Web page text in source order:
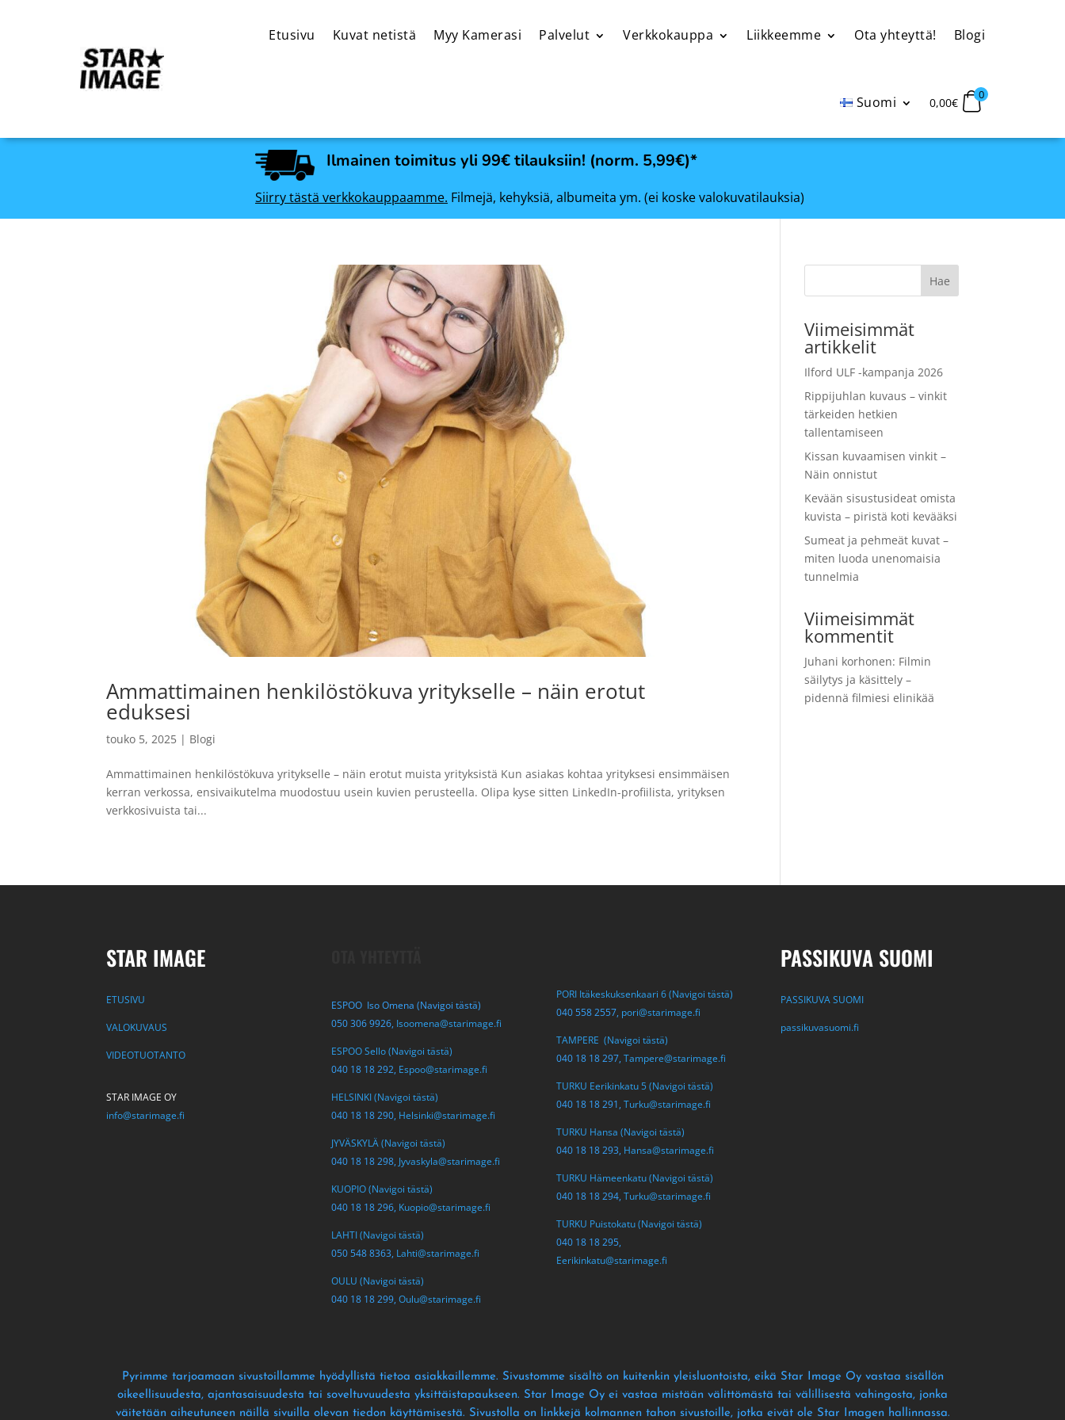
Etusivu Kuvat netistä Myy Kamerasi Palvelut Verkkokauppa Liikkeemme Ota yhteyttä! Blogi
Suomi 0,00€
0
Ilmainen toimitus yli 99€ tilauksiin! (norm. 5,99€)*
Siirry tästä verkkokauppaamme. Filmejä, kehyksiä, albumeita ym. (ei koske valokuvatilauksia)
Ammattimainen henkilöstökuva yritykselle – näin erotut
eduksesi
touko 5, 2025 | Blogi
Ammattimainen henkilöstökuva yritykselle – näin erotut muista yrityksistä Kun asiakas kohtaa yrityksesi ensimmäisen
kerran verkossa, ensivaikutelma muodostuu usein kuvien perusteella. Olipa kyse sitten LinkedIn-profiilista, yrityksen
verkkosivuista tai...
Viimeisimmät
artikkelit
Ilford ULF -kampanja 2026
Rippijuhlan kuvaus – vinkit
tärkeiden hetkien
tallentamiseen
Kissan kuvaamisen vinkit –
Näin onnistut
Kevään sisustusideat omista
kuvista – piristä koti kevääksi
Sumeat ja pehmeät kuvat –
miten luoda unenomaisia
tunnelmia
Viimeisimmät
kommentit
Juhani korhonen: Filmin
säilytys ja käsittely –
pidennä filmiesi elinikää
STAR IMAGE
ETUSIVU
VALOKUVAUS
VIDEOTUOTANTO
STAR IMAGE OY
info@starimage.fi
ESPOO Iso Omena (Navigoi tästä)
050 306 9926, Isoomena@starimage.fi
ESPOO Sello (Navigoi tästä)
040 18 18 292, Espoo@starimage.fi
HELSINKI (Navigoi tästä)
040 18 18 290, Helsinki@starimage.fi
JYVÄSKYLÄ (Navigoi tästä)
040 18 18 298, Jyvaskyla@starimage.fi
KUOPIO (Navigoi tästä)
040 18 18 296, Kuopio@starimage.fi
LAHTI (Navigoi tästä)
050 548 8363, Lahti@starimage.fi
OULU (Navigoi tästä)
040 18 18 299, Oulu@starimage.fi
PORI Itäkeskuksenkaari 6 (Navigoi tästä)
040 558 2557, pori@starimage.fi
TAMPERE (Navigoi tästä)
040 18 18 297, Tampere@starimage.fi
TURKU Eerikinkatu 5 (Navigoi tästä)
040 18 18 291, Turku@starimage.fi
TURKU Hansa (Navigoi tästä)
040 18 18 293, Hansa@starimage.fi
TURKU Hämeenkatu (Navigoi tästä)
040 18 18 294, Turku@starimage.fi
TURKU Puistokatu (Navigoi tästä)
040 18 18 295,
Eerikinkatu@starimage.fi
PASSIKUVA SUOMI
PASSIKUVA SUOMI
passikuvasuomi.fi
Pyrimme tarjoamaan sivustoillamme hyödyllistä tietoa asiakkaillemme. Sivustomme sisältö on kuitenkin yleisluontoista, eikä Star Image Oy vastaa sisällön
oikeellisuudesta, ajantasaisuudesta tai soveltuvuudesta yksittäistapaukseen. Star Image Oy ei vastaa mistään välittömästä tai välillisestä vahingosta, jonka
väitetään aiheutuneen näillä sivuilla olevan tiedon käyttämisestä. Sivustolla on linkkejä kolmannen tahon sivustoille, jotka eivät ole Star Imagen hallinnassa.